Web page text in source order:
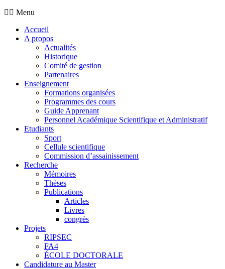
Menu
Accueil
A propos
Actualités
Historique
Comité de gestion
Partenaires
Enseignement
Formations organisées
Programmes des cours
Guide Apprenant
Personnel Académique Scientifique et Administratif
Etudiants
Sport
Cellule scientifique
Commission d’assainissement
Recherche
Mémoires
Thèses
Publications
Articles
Livres
congrès
Projets
RIPSEC
FA4
ÉCOLE DOCTORALE
Candidature au Master